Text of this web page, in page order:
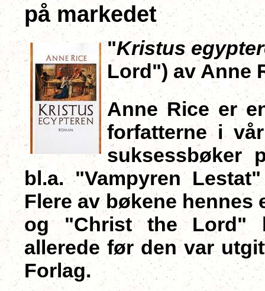
på markedet
"Kristus
Lord") av Anne
Anne Rice er
forfatterne i
suksessbøker
bl.a. "Vampyren
Flere av bøkene hennes
og "Christ the Lord"
allerede før den var
Forlag.